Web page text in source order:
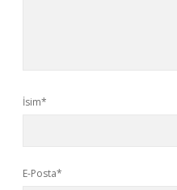
İsim*
E-Posta*